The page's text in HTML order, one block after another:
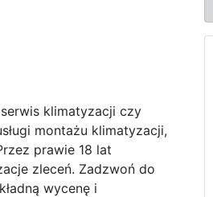
klimatyzacji czy
montażu klimatyzacji,
prawie 18 lat
zleceń. Zadzwoń do
wycenę i